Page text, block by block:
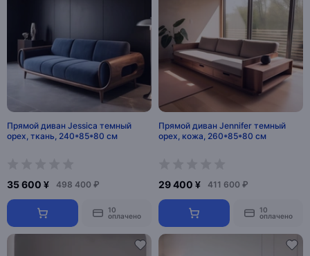
Прямой диван Jessica темный
орех, ткань, 240*85*80 см
35 600 ¥ 498 400 ₽
10
оплачено
Прямой диван Jennifer темный
орех, кожа, 260*85*80 см
29 400 ¥ 411 600 ₽
10
оплачено